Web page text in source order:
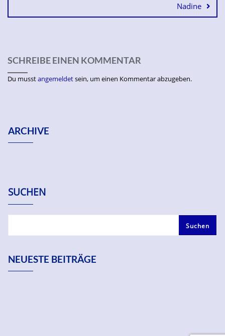
Nadine
SCHREIBE EINEN KOMMENTAR
Du musstangemeldetsein, um einen Kommentar abzugeben.
ARCHIVE
SUCHEN
Suchen
NEUESTE BEITRÄGE